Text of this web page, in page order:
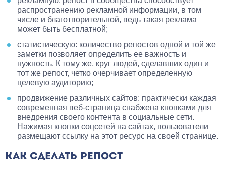
распространению рекламной информации, в том
числе и благотворительной, ведь такая реклама
может быть бесплатной;
статистическую: количество репостов одной и той же
заметки позволяет определить ее важность и
нужность. К тому же, круг людей, сделавших один и
тот же репост, четко очерчивает определенную
целевую аудиторию;
продвижение различных сайтов: практически каждая
современная веб-страница снабжена кнопками для
внедрения своего контента в социальные сети.
Нажимая кнопки соцсетей на сайтах, пользователи
размещают ссылку на этот ресурс на своей странице.
КАК СДЕЛАТЬ РЕПОСТ